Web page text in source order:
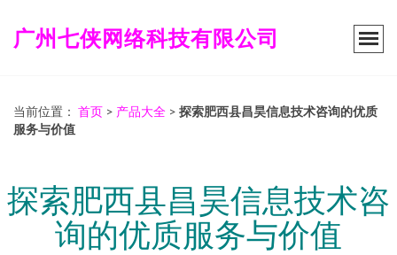
广州七侠网络科技有限公司
当前位置： 首页 > 产品大全 > 探索肥西县昌昊信息技术咨询的优质
服务与价值
探索肥西县昌昊信息技术咨
询的优质服务与价值